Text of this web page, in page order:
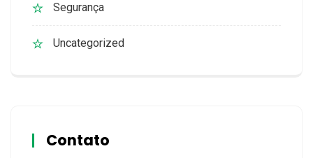
Segurança
Uncategorized
Contato